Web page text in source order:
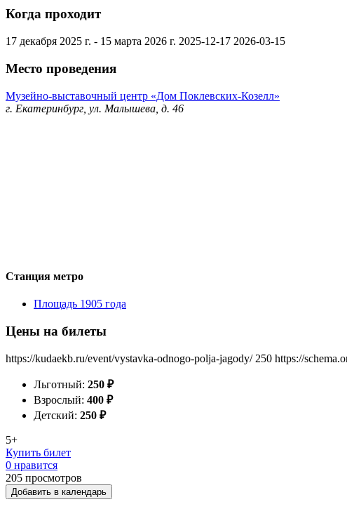
Когда проходит
17 декабря 2025 г. - 15 марта 2026 г. 2025-12-17 2026-03-15
Место проведения
Музейно-выставочный центр «Дом Поклевских-Козелл»
г. Екатеринбург, ул. Малышева, д. 46
Станция метро
Площадь 1905 года
Цены на билеты
https://kudaekb.ru/event/vystavka-odnogo-polja-jagody/ 250 https://
Льготный: 250 ₽
Взрослый: 400 ₽
Детский: 250 ₽
5+
Купить билет
0 нравится
205 просмотров
Добавить в календарь